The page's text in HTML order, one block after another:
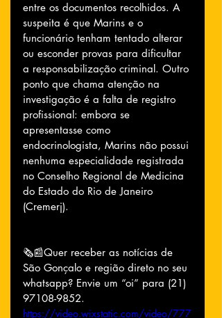
entre os documentos recolhidos. A
suspeita é que Marins e o
funcionário tenham tentado alterar
ou esconder provas para dificultar
a responsabilização criminal. Outro
ponto que chama atenção na
investigação é a falta de registro
profissional: embora se
apresentasse como
endocrinologista, Marins não possui
nenhuma especialidade registrada
no Conselho Regional de Medicina
do Estado do Rio de Janeiro
(Cremerj).
🗞📰Quer receber as notícias de
São Gonçalo e região direto no seu
whatsapp? Envie um “oi” para (21)
97108-9852.
https://video.wixstatic.com/video/777